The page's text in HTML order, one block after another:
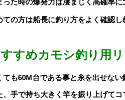
った時の爆発力は凄まじく高確率
ての方は船長に釣り方をよく確認し
すめカモシ釣り用
ても60M台である事と糸を出せない
、手で持ち大きく竿を振り上げて